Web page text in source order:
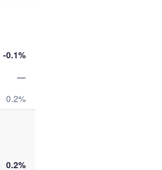
-0.1%
—
0.2%
0.2%